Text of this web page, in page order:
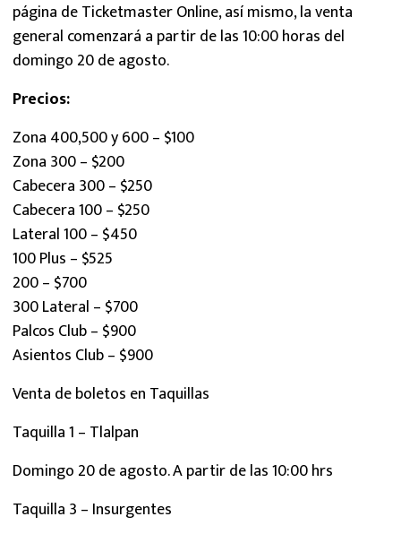
página de Ticketmaster Online, así mismo, la venta
general comenzará a partir de las 10:00 horas del
domingo 20 de agosto.
Precios:
Zona 400,500 y 600 – $100
Zona 300 – $200
Cabecera 300 – $250
Cabecera 100 – $250
Lateral 100 – $450
100 Plus – $525
200 – $700
300 Lateral – $700
Palcos Club – $900
Asientos Club – $900
Venta de boletos en Taquillas
Taquilla 1 – Tlalpan
Domingo 20 de agosto. A partir de las 10:00 hrs
Taquilla 3 – Insurgentes